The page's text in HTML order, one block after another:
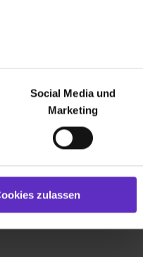
Benutzung der
zu analysieren
Medien, Werbung
Marketing“). Unsere
hast oder die
auch damit
und hierfür
du nur bestimmte
Social Media und
Marketing
zulassen